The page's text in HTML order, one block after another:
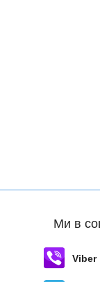
Ми в
Viber